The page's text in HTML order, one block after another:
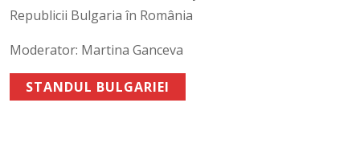
Republicii Bulgaria în România
Moderator: Martina Ganceva
STANDUL BULGARIEI